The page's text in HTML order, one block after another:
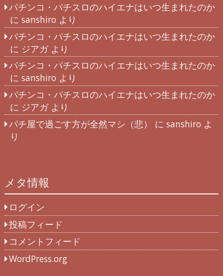
パチンコ・パチスロのハイエナはいつ生まれたのか
に sanshiro より
パチンコ・パチスロのハイエナはいつ生まれたのか
に ジアガより
パチンコ・パチスロのハイエナはいつ生まれたのか
に sanshiro より
パチンコ・パチスロのハイエナはいつ生まれたのか
に ジアガより
パチ屋で過ごす方が全然マシ（悲）
にsanshiro よ
り
メタ情報
ログイン
投稿フィード
コメントフィード
WordPress.org